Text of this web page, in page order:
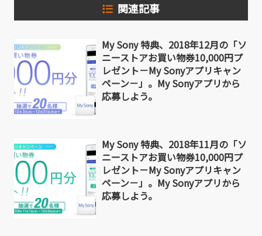
関連記事
My Sony 特典、2018年12月の「ソ
ニーストアお買い物券10,000円プ
レゼント－My Sonyアプリキャン
ペーン－」。My Sonyアプリから
応募しよう。
My Sony 特典、2018年11月の「ソ
ニーストアお買い物券10,000円プ
レゼント－My Sonyアプリキャン
ペーン－」。My Sonyアプリから
応募しよう。